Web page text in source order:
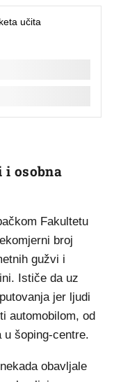
i osobna
Fakultetu
broj
gužvi i
Ističe da uz
jer ljudi
automobilom, od
šoping-centre.
obavljale